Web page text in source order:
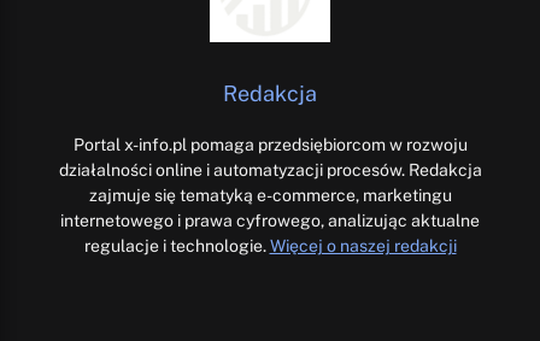
Redakcja
Portal x-info.pl pomaga przedsiębiorcom w rozwoju
działalności online i automatyzacji procesów. Redakcja
zajmuje się tematyką e-commerce, marketingu
internetowego i prawa cyfrowego, analizując aktualne
regulacje i technologie.Więcej o naszej redakcji